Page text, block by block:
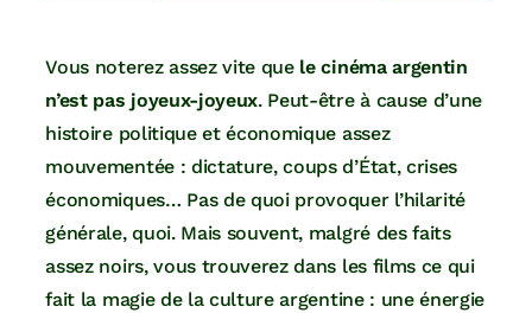
Vous noterez assez vite que le cinéma argentin
n’est pas joyeux-joyeux. Peut-être à cause d’une
histoire politique et économique assez
mouvementée : dictature, coups d’État, crises
économiques… Pas de quoi provoquer l’hilarité
générale, quoi. Mais souvent, malgré des faits
assez noirs, vous trouverez dans les films ce qui
fait la magie de la culture argentine : une énergie